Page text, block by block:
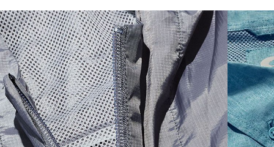
SIZES 1. CHEST 2. BODY LENGTH 3. SLEEVE LENGTH
S 19" 27” 7 ¾”
M 21" 28" 8 ¼”
L 23” 29” 8 ¾”